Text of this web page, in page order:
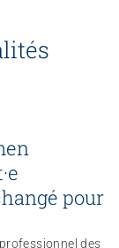
pour
des